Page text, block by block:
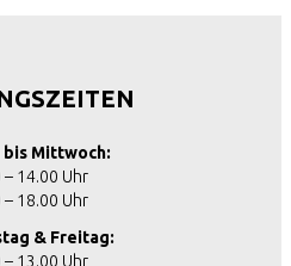
bis Mittwoch:
– 14.00 Uhr
– 18.00 Uhr
& Freitag:
– 13.00 Uhr